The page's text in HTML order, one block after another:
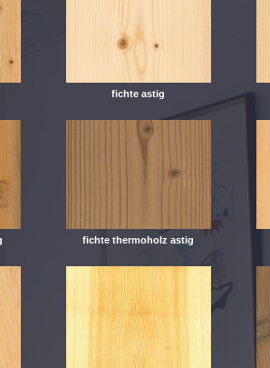
fichte astig
fichte thermoholz astig